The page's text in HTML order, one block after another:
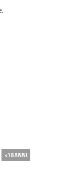
<18 ANNI